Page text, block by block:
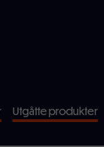
Utgåtte produkter